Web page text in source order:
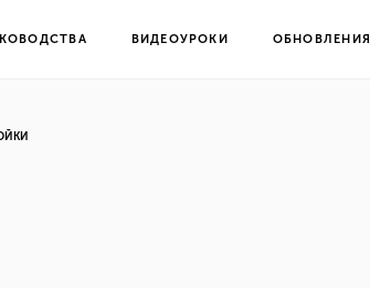
ВИДЕОУРОКИ ОБНОВЛЕНИЯ